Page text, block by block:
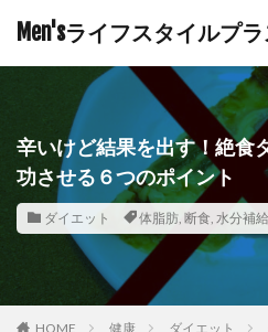
Men'sライフスタイルプ
辛いけど結果を出す！絶食
功させる６つのポイント
ダイエット 体脂肪, 断食, 水分補給
HOME 健康 ダイエット